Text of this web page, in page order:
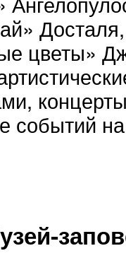
цветы»
событий на